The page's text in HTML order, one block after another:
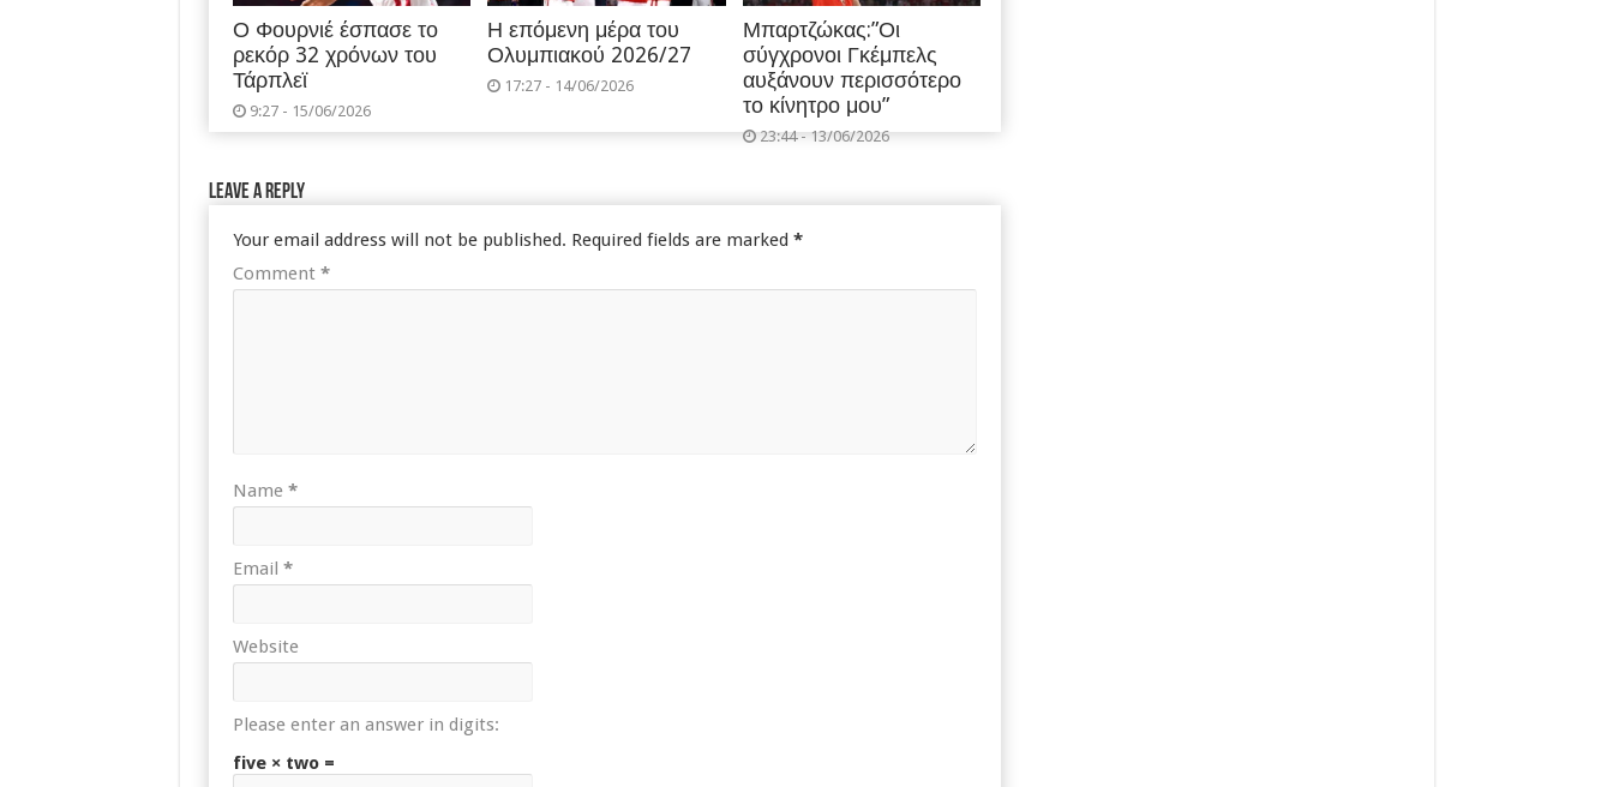
Ο Φουρνιέ έσπασε το
ρεκόρ 32 χρόνων του
Τάρπλεϊ
9:27 - 15/06/2026
Η επόμενη μέρα του
Ολυμπιακού 2026/27
17:27 - 14/06/2026
Μπαρτζώκας:”Οι
σύγχρονοι Γκέμπελς
αυξάνουν περισσότερο
το κίνητρο μου”
23:44 - 13/06/2026
Leave a Reply
Your email address will not be published. Required fields are marked *
Comment *
Name *
Email *
Website
Please enter an answer in digits:
five × two =